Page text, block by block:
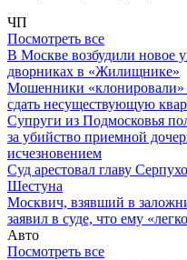
ЧП
Посмотреть все
В Москве возбудили новое
дворниках в «Жилищнике»
Мошенники
сдать несуществующую
Супруги из Подмосковья
за убийство приемной
исчезновением
Суд арестовал главу
Шестуна
Москвич, взявший в
заявил в суде, что ему
Авто
Посмотреть все